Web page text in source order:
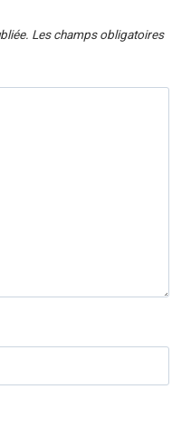
Les champs obligatoires